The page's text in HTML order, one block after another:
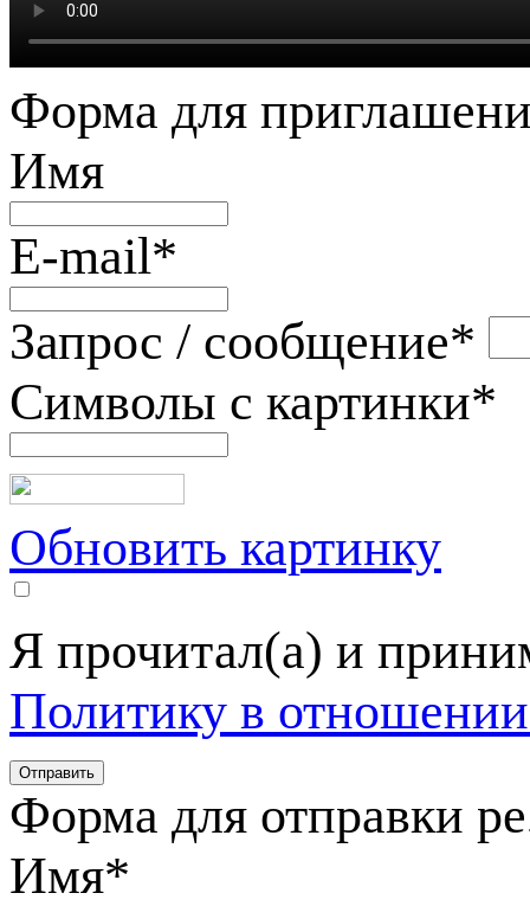
Форма для
Имя
E-mail*
Запрос / сообщение*
Символы с картинки*
Обновить картинку
Я прочитал(а) и
Политику в
Форма для отправки
Имя*